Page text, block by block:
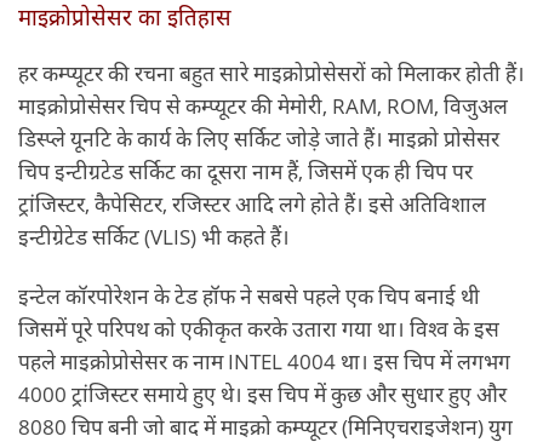
माइक्रोप्रोसेसर का इतिहास
हर कम्‍प्‍यूटर की रचना बहुत सारे माइक्रोप्रोसेसरों को मिलाकर होती हैं।
माइक्रोप्रोसेसर चिप से कम्‍प्‍यूटर की मेमोरी, RAM, ROM, विजुअल
डिस्‍प्‍ले यूनटि के कार्य के लिए सर्किट जोड़े जाते हैं। माइक्रो प्रोसेसर
चिप इन्‍टीग्रटेड सर्किट का दूसरा नाम हैं, जिसमें एक ही चिप पर
ट्रांजिस्‍टर, कैपेसिटर, रजिस्‍टर आदि लगे होते हैं। इसे अतिविशाल
इन्‍टीग्रेटेड सर्किट (VLIS) भी कहते हैं।
इन्‍टेल कॉरपोरेशन के टेड हॉफ ने सबसे पहले एक चिप बनाई थी
जिसमें पूरे परिपथ को एकीकृत करके उतारा गया था। विश्‍व के इस
पहले माइक्रोप्रोसेसर क नाम INTEL 4004 था। इस चिप में लगभग
4000 ट्रांजिस्‍टर समाये हुए थे। इस चिप में कुछ और सुधार हुए और
8080 चिप बनी जो बाद में माइक्रो कम्‍प्‍यूटर (मिनिएचराइजेशन) युग